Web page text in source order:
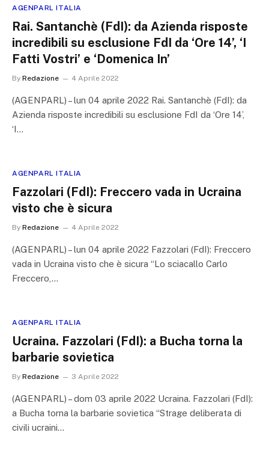
AGENPARL ITALIA
Rai. Santanchè (FdI): da Azienda risposte
incredibili su esclusione FdI da ‘Ore 14’, ‘I
Fatti Vostri’ e ‘Domenica In’
By Redazione 4 Aprile 2022
(AGENPARL) – lun 04 aprile 2022 Rai. Santanchè (FdI): da
Azienda risposte incredibili su esclusione FdI da ‘Ore 14’,
‘I…
AGENPARL ITALIA
Fazzolari (FdI): Freccero vada in Ucraina
visto che è sicura
By Redazione 4 Aprile 2022
(AGENPARL) – lun 04 aprile 2022 Fazzolari (FdI): Freccero
vada in Ucraina visto che è sicura “Lo sciacallo Carlo
Freccero,…
AGENPARL ITALIA
Ucraina. Fazzolari (FdI): a Bucha torna la
barbarie sovietica
By Redazione 3 Aprile 2022
(AGENPARL) – dom 03 aprile 2022 Ucraina. Fazzolari (FdI):
a Bucha torna la barbarie sovietica “Strage deliberata di
civili ucraini…